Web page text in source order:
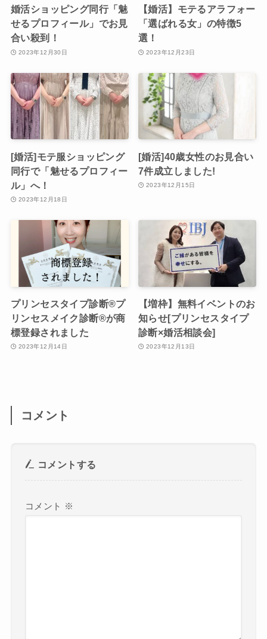
婚活ショッピング同行「魅
せるプロフィール」でお見
合い殺到！
2023年12月30日
【婚活】モテるアラフォー
「選ばれる女」の特徴5
選！
2023年12月23日
[婚活]モテ服ショッピング
同行で「魅せるプロフィー
ル」へ！
2023年12月18日
[婚活]40歳女性のお見合い
7件成立しました!
2023年12月15日
プリンセスタイプ診断®︎プ
リンセスメイク診断®︎が商
標登録されました
2023年12月14日
【増枠】無料イベントのお
知らせ[プリンセスタイプ
診断×婚活相談会]
2023年12月13日
コメント
コメントする
コメント ※